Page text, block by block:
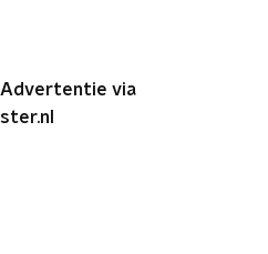
Advertentie via
ster.nl